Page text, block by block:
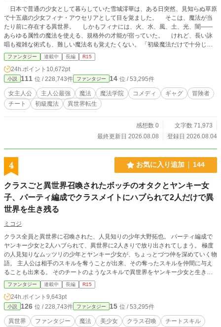
日本で普通の少女として暮らしていた雪城澪華は、ある日突然、見知らぬ草原
で十五歳の少女フィナ・アウセリアとして目を覚ました。 そこは、魔法が当
たり前に存在する異世界。 しかもフィナには、火、水、風、土、光、闇――
あらゆる属性の魔法を使える、規格外の才能が宿っていた。 けれど、長い詠
唱も複雑な術式も、難しい魔法名も覚えたくない。 「初級魔法だけで十分じゃ
ない？」 そう考えたフィナが放つのは、どこにでもあるはずの初級魔法。
ほんの少しの火球は、複数の標的を追尾して同時に撃ち抜く。 小さな土壁
は、迷宮主の大規模魔法を完全に遮断する。 ただの水魔法は、巨大な魔物を
地面へ押さえつけるほど重くなる。 本人は普通に使っているつもりなのに、
そのすべてが世界の魔法理論から外れていた。 「それのどこが初級魔法なの
よ！」 理論派の少年レオン、眠たげな静寂魔法使いネム、自称一番弟子のリ
リカ、負けず嫌いな黒級主席エルナ。 仲間たちにツッコまれ、呆れられ、時
し、彼女の魔法へ反応する古代施設、黒い紋章を持つ謎の侵入者、そして告げら
少女が、初級魔法だけで魔法学院の常識も、強大な魔物も、古代から続く謎も吹
き飛ばしていく。 爽快バトルと仲間たちの掛け合いで描く、最強女性主人公
の異世界魔法学院ファンタジー。
ファンタジー 連載中 長編 R15
24h.ポイント 10,672pt
小説 111 位 / 228,743件 ファンタジー 14 位 / 53,295件
女主人公 主人公最強 魔法 魔法学院 コメディ ギャグ
冒険者
チート
初級魔法 異世界転生
感想数 0
文字数 71,973
最終更新日 2026.08.08
登録日 2026.08.04
4 お気に入り追加 144
クラスごと異世界召喚されたボッチのオタクとヤンキー女
子、パーティ編成でクラスメイトにハブられて2人だけで異
世界を生き残る
ミコジ
クラス全員と異世界に召喚された、人見知りの少年大野拓也。 パーティ編成で
ヤンキー少女と2人ハブられて、異世界に2人きりで放り出されてしまう。 極度
の人見知りなムッツリの少年とヤンキー少女が、ちょっとづつ仲を深めていく物
語。 主人公は相手のスキルを奪うことが出来、その奪ったスキルを仲間に与え
ることも出来る。 そのチートのようなスキルで異世界をヤンキー少女と生き抜
いていく
ファンタジー 連載中 長編 R15
24h.ポイント 9,643pt
小説 126 位 / 228,743件 ファンタジー 15 位 / 53,295件
異世界 ファンタジー 魔法 美少女 クラス召喚
チートスキル